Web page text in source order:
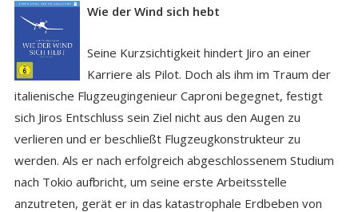
Wie der Wind sich hebt
Seine Kurzsichtigkeit hindert Jiro an einer
Karriere als Pilot. Doch als ihm im Traum der
italienische Flugzeugingenieur Caproni begegnet, festigt
sich Jiros Entschluss sein Ziel nicht aus den Augen zu
verlieren und er beschließt Flugzeugkonstrukteur zu
werden. Als er nach erfolgreich abgeschlossenem Studium
nach Tokio aufbricht, um seine erste Arbeitsstelle
anzutreten, gerät er in das katastrophale Erdbeben von